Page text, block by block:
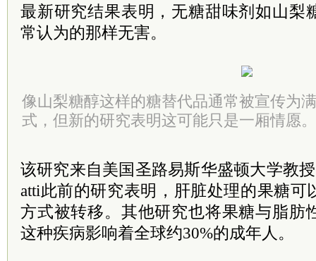
最新研究结果表明，无糖甜味剂如山梨
常认为的那样无害。
像山梨糖醇这样的糖替代品通常被宣传为
式，但新的研究表明这可能只是一厢情愿
该研究来自美国圣路易斯华盛顿大学教
atti此前的研究表明，肝脏处理的果糖可
方式被转移。其他研究也将果糖与脂肪
这种疾病影响着全球约30%的成年人。